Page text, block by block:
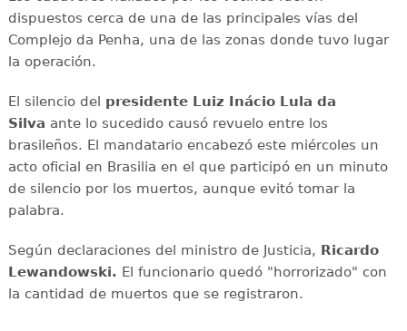
dispuestos cerca de una de las principales vías del
Complejo da Penha, una de las zonas donde tuvo lugar
la operación.
El silencio del presidente Luiz Inácio Lula da
Silva ante lo sucedido causó revuelo entre los
brasileños. El mandatario encabezó este miércoles un
acto oficial en Brasilia en el que participó en un minuto
de silencio por los muertos, aunque evitó tomar la
palabra.
Según declaraciones del ministro de Justicia, Ricardo
Lewandowski. El funcionario quedó "horrorizado" con
la cantidad de muertos que se registraron.